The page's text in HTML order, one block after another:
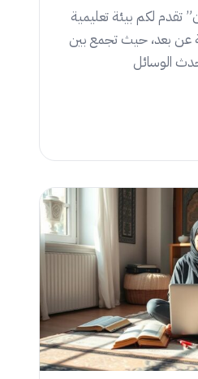
تقدم لكم بيئة تعليمية
عن بعد، حيث تجمع بين
الوسائل